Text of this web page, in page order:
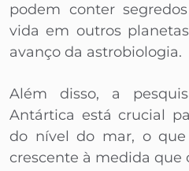
podem conter
vida em outros
avanço da astrobiologia.
Além disso, a
Antártica está crucial
do nível do mar, o
crescente à medida que